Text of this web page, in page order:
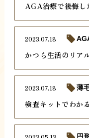
AGA治療で後悔し
かつら生活のリア
2023.07.18
検査キットでわか
2023.07.18 薄